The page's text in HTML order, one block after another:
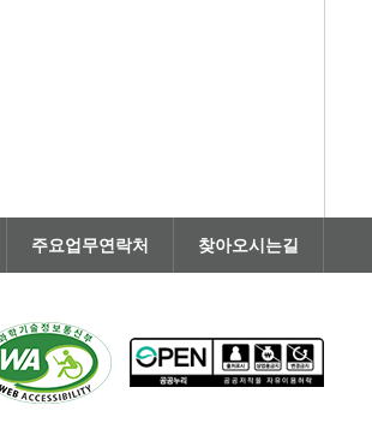
주요업무연락처 찾아오시는길